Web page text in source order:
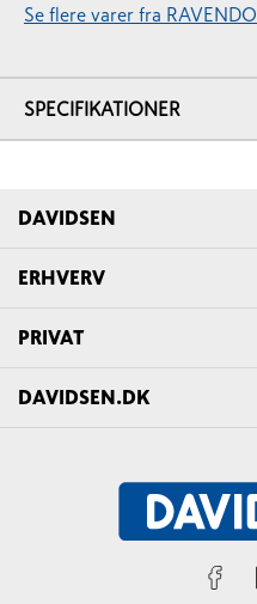
Se flere varer fra RAVENDO
SPECIFIKATIONER
DAVIDSEN
ERHVERV
PRIVAT
DAVIDSEN.DK